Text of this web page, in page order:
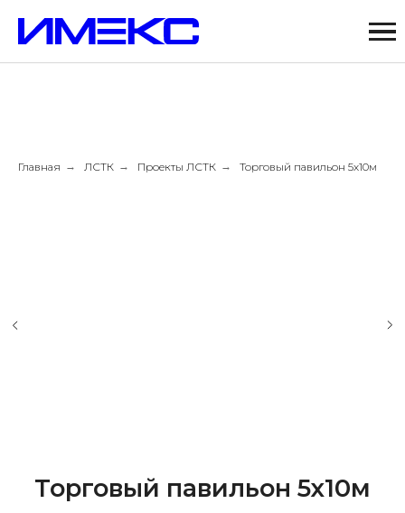
Главная → ЛСТК → Проекты ЛСТК → Торговый павильон 5х10м
Торговый павильон 5х10м